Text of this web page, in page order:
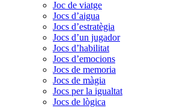
Joc de viatge
Jocs d’aigua
Jocs d’estratègia
Jocs d’un jugador
Jocs d’habilitat
Jocs d’emocions
Jocs de memoria
Jocs de màgia
Jocs per la igualtat
Jocs de lògica